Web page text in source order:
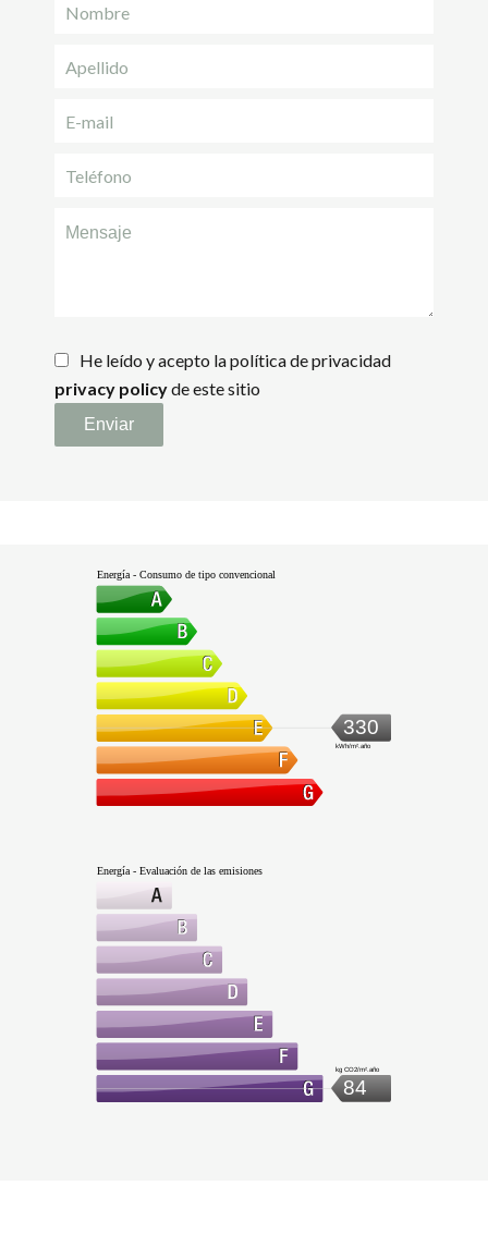
He leído y acepto la política de privacidad
privacy policyde este sitio
Enviar
Energía - Consumo de tipo convencional
330
kWh/m².año
Energía - Evaluación de las emisiones
84
kg CO2/m².año